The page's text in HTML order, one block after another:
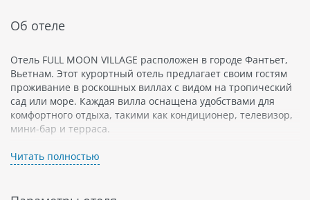
Об отеле
Отель FULL MOON VILLAGE расположен в городе Фантьет,
Вьетнам. Этот курортный отель предлагает своим гостям
проживание в роскошных виллах с видом на тропический
сад или море. Каждая вилла оснащена удобствами для
комфортного отдыха, такими как кондиционер, телевизор,
мини-бар и терраса.
Отель FULL MOON VILLAGE также предлагает своим гостям
развлечения и услуги для полноценного отдыха. Один из
расслабиться и насладиться SPA-процедурами. Кроме того,
Читать полностью